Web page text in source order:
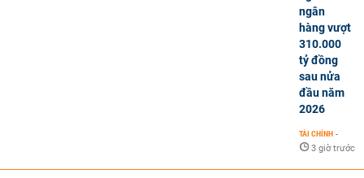
ngân
hàng vượt
310.000
tỷ đồng
sau nửa
đầu năm
2026
TÀI CHÍNH -
3 giờ trước